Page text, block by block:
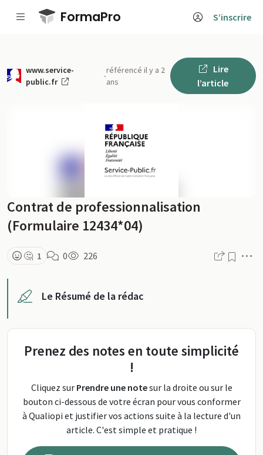
Passer au contenu principal
FormaPro S’inscrire
www.service-
public.fr
·
référencé il y a 2
ans
Lire
l’article
Contrat de professionnalisation
(Formulaire 12434*04)
🤔 1 0 226
Le Résumé de la rédac
Prenez des notes en toute simplicité
!
Cliquez sur Prendre une notesur la droite ou sur le
bouton ci-dessous de votre écran pour vous conformer
à Qualiopi et justifier vos actions suite à la lecture d'un
article. C'est simple et pratique !